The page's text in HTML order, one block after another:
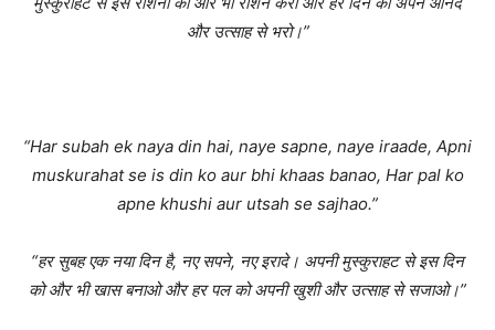
और उत्साह से भरो।”
“Har subah ek naya din hai, naye sapne, naye iraade, Apni
muskurahat se is din ko aur bhi khaas banao, Har pal ko
apne khushi aur utsah se sajhao.”
“हर सुबह एक नया दिन है, नए सपने, नए इरादे। अपनी मुस्कुराहट से इस दिन
को और भी खास बनाओ और हर पल को अपनी खुशी और उत्साह से सजाओ।”